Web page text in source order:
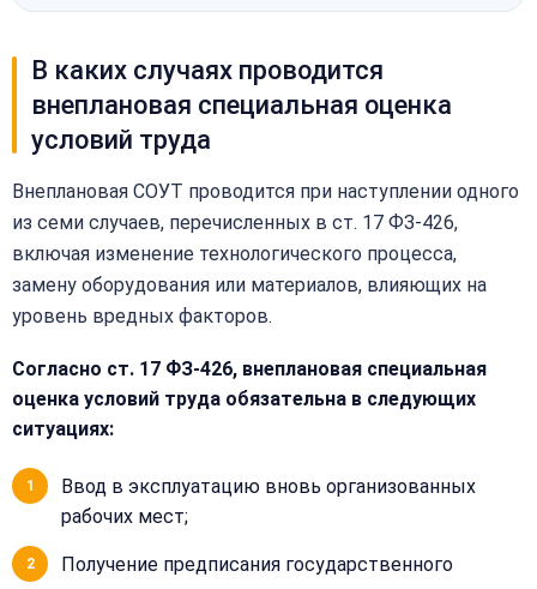
В каких случаях проводится
внеплановая специальная оценка
условий труда
Внеплановая СОУТ проводится при наступлении одного
из семи случаев, перечисленных в ст. 17 ФЗ-426,
включая изменение технологического процесса,
замену оборудования или материалов, влияющих на
уровень вредных факторов.
Согласно ст. 17 ФЗ-426, внеплановая специальная
оценка условий труда обязательна в следующих
ситуациях:
Ввод в эксплуатацию вновь организованных
рабочих мест;
Получение предписания государственного